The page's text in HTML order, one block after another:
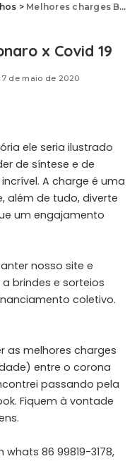
> Melhores charges Bolsonaro x Covid 19
x Covid 19
de maio de 2020
ele seria ilustrado
de síntese e de
A charge é uma
além de tudo, diverte
um engajamento
nosso site e
brindes e sorteios
coletivo.
as melhores charges
entre o corona
passando pela
Fiquem à vontade
86 99819-3178,